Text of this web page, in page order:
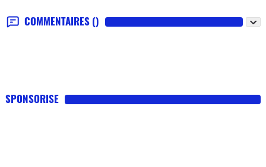
COMMENTAIRES ()
SPONSORISE